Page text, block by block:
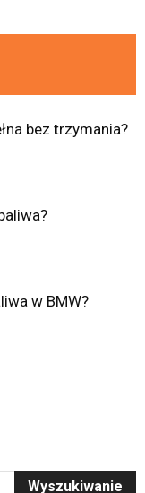
bez trzymania?
w BMW?